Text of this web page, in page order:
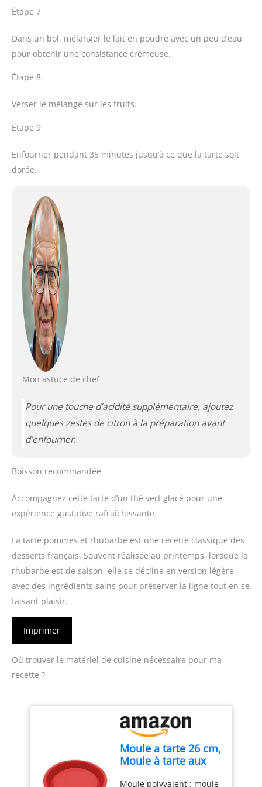
Étape 7
Dans un bol, mélanger le lait en poudre avec un peu d’eau
pour obtenir une consistance crémeuse.
Étape 8
Verser le mélange sur les fruits.
Étape 9
Enfourner pendant 35 minutes jusqu’à ce que la tarte soit
dorée.
Mon astuce de chef
Pour une touche d’acidité supplémentaire, ajoutez
quelques zestes de citron à la préparation avant
d’enfourner.
Boisson recommandée
Accompagnez cette tarte d’un thé vert glacé pour une
expérience gustative rafraîchissante.
La tarte pommes et rhubarbe est une recette classique des
desserts français. Souvent réalisée au printemps, lorsque la
rhubarbe est de saison, elle se décline en version légère
avec des ingrédients sains pour préserver la ligne tout en se
faisant plaisir.
Imprimer
Où trouver le matériel de cuisine nécessaire pour ma
recette ?
Moule a tarte 26 cm,
Moule à tarte aux
Moule polyvalent : moule